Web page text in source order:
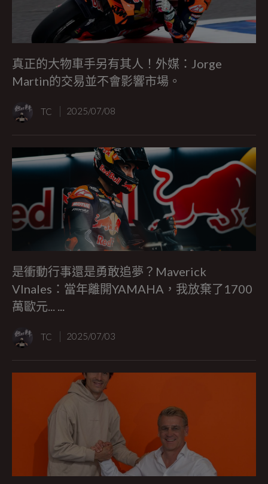
真正的大物車手另有其人！外媒：Jorge
Martin的交易並不會影響市場。
TC 2025/07/08
是衝動行事還是勇敢追夢？Maverick
VInales：當年離開YAMAHA，我放棄了1700
萬歐元... ...
TC 2025/07/03